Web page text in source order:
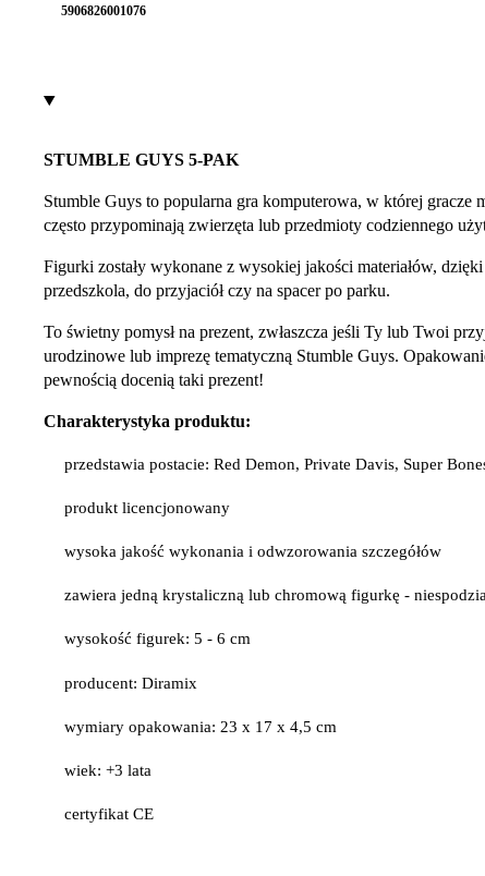
5906826001076
STUMBLE GUYS 5-PAK
Stumble Guys to popularna gra komputerowa, w której
często przypominają zwierzęta lub przedmioty codziennego
Figurki zostały wykonane z wysokiej jakości materiałów,
przedszkola, do przyjaciół czy na spacer po parku.
To świetny pomysł na prezent, zwłaszcza jeśli Ty lub Twoi
urodzinowe lub imprezę tematyczną Stumble Guys.
pewnością docenią taki prezent!
Charakterystyka produktu:
przedstawia postacie: Red Demon, Private Davis, Super
produkt licencjonowany
wysoka jakość wykonania i odwzorowania szczegółów
zawiera jedną krystaliczną lub chromową figurkę -
wysokość figurek: 5 - 6 cm
producent: Diramix
wymiary opakowania: 23 x 17 x 4,5 cm
wiek: +3 lata
certyfikat CE